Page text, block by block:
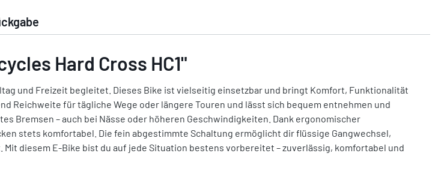
Hard Cross HC1"
und Freizeit begleitet. Dieses Bike ist vielseitig einsetzbar und bringt Komfort, Funktionalität
Reichweite für tägliche Wege oder längere Touren und lässt sich bequem entnehmen und
Bremsen – auch bei Nässe oder höheren Geschwindigkeiten. Dank ergonomischer
stets komfortabel. Die fein abgestimmte Schaltung ermöglicht dir flüssige Gangwechsel,
diesem E-Bike bist du auf jede Situation bestens vorbereitet – zuverlässig, komfortabel und